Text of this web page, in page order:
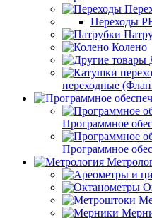
Переходы
Колено
переходные
Программное
Программное